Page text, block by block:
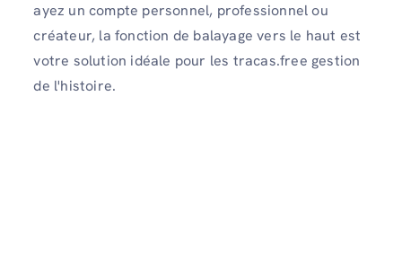
ayez un compte personnel, professionnel ou
créateur, la fonction de balayage vers le haut est
votre solution idéale pour les tracas.free gestion
de l'histoire.